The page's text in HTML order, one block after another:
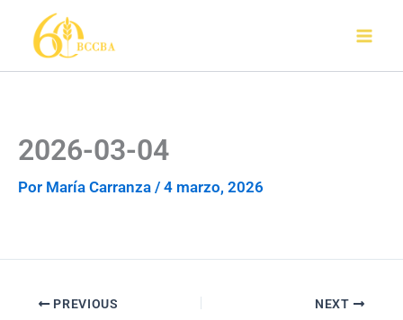
contenido
2026-03-04
Por María Carranza / 4 marzo, 2026
PREVIOUS NEXT